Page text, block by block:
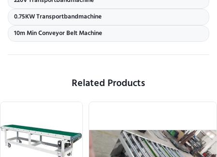
0.75KW Transportbandmachine
10m Min Conveyor Belt Machine
Related Products